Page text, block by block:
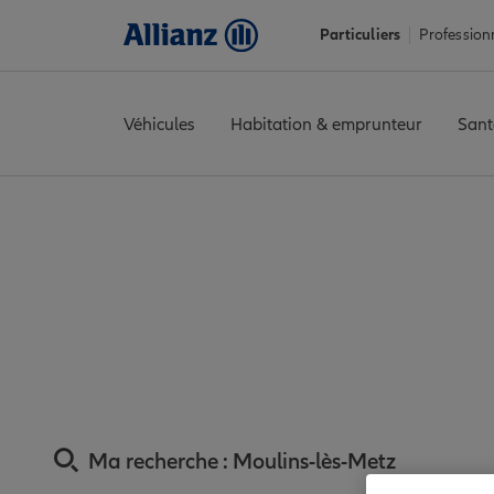
Particuliers
Véhicules Habitation & emprunteur
Ma recherche : Moulins-lès-Metz